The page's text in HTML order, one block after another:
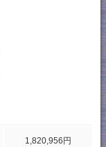
1,820,956円